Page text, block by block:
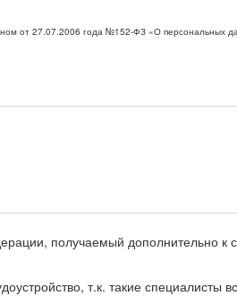
от 27.07.2006 года №152-ФЗ «О персональных
получаемый дополнительно к
т.к. такие специалисты